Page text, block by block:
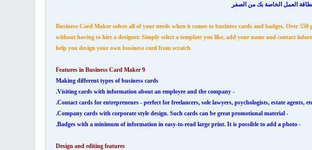
العمل الخاصة بك من الصفر
Business Card Maker solves all of your needs when it comes to business cards and badges. Over
without having to hire a designer. Simply select a template you like, add your name and contact
help you design your own business card from scratch
Features in Business Card Maker 9
Making different types of business cards
- Visiting cards with information about an employee and the company.
- Company cards with corporate style design. Such cards can be great promotional material.
- Badges with a minimum of information in easy-to-read large print. It is possible to add a photo.
Design and editing features